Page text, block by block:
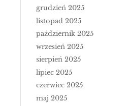
grudzień 2025
listopad 2025
październik 2025
wrzesień 2025
sierpień 2025
lipiec 2025
czerwiec 2025
maj 2025